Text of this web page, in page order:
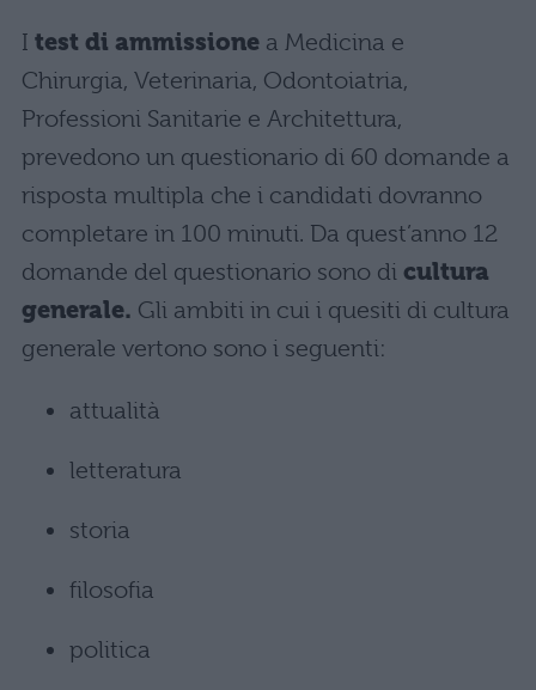
I test di ammissione a Medicina e
Chirurgia, Veterinaria, Odontoiatria,
Professioni Sanitarie e Architettura,
prevedono un questionario di 60 domande a
risposta multipla che i candidati dovranno
completare in 100 minuti. Da quest’anno 12
domande del questionario sono di cultura
generale. Gli ambiti in cui i quesiti di cultura
generale vertono sono i seguenti:
attualità
letteratura
storia
filosofia
politica